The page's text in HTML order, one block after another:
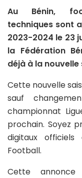
Au Bénin,
techniques sont
2023-2024 le 23
la Fédération
déjà à la nouvelle
Cette nouvelle
sauf
championnat
prochain. Soyez
digitaux
Football.
Cette